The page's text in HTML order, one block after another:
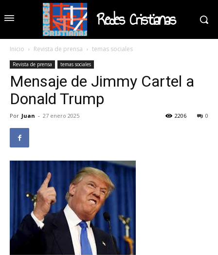
Redes Cristianas
Inicio Revista de prensa temas sociales
Revista de prensa temas sociales
Mensaje de Jimmy Cartel a
Donald Trump
Por Juan - 27 enero 2025 0
2206